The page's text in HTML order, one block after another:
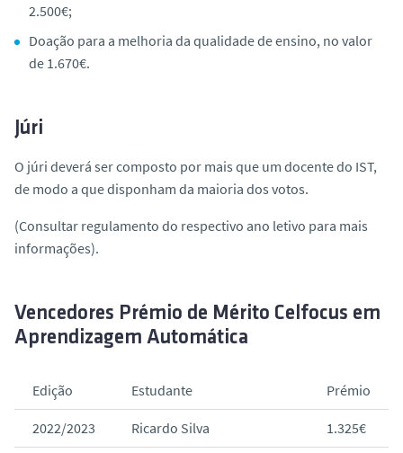
2.500€;
Doação para a melhoria da qualidade de ensino, no valor
de 1.670€.
Júri
O júri deverá ser composto por mais que um docente do IST,
de modo a que disponham da maioria dos votos.
(Consultar regulamento do respectivo ano letivo para mais
informações).
Vencedores Prémio de Mérito Celfocus em
Aprendizagem Automática
Edição Estudante Prémio
2022/2023 Ricardo Silva 1.325€